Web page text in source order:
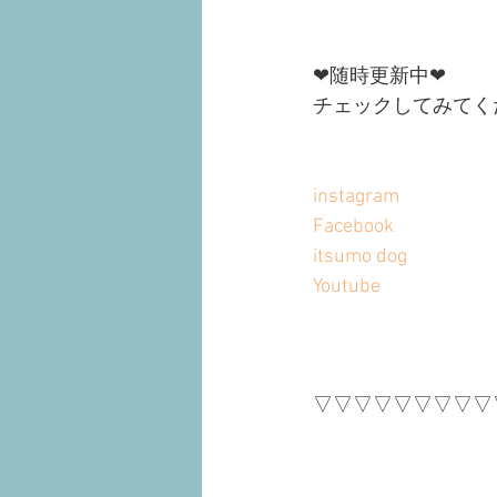
❤︎随時更新中❤︎
チェックしてみてく
instagram
Facebook
itsumo dog
Youtube